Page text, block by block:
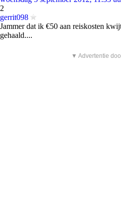
2
gerrit098
Jammer dat ik €50 aan reiskosten
gehaald....
▼ Advertentie